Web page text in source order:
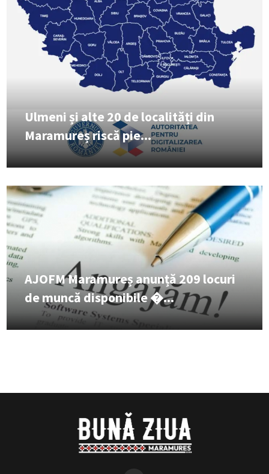
Ulmeni și alte 20 de localități din
Maramureș riscă pie...
AJOFM Maramureș anunță 209 locuri
de muncă disponibile �...